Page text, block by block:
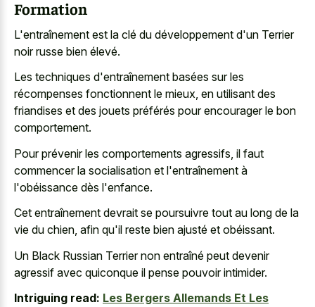
Formation
L'entraînement est la clé du développement d'un Terrier
noir russe bien élevé.
Les techniques d'entraînement basées sur les
récompenses fonctionnent le mieux, en utilisant des
friandises et des jouets préférés pour encourager le bon
comportement.
Pour prévenir les comportements agressifs, il faut
commencer la socialisation et l'entraînement à
l'obéissance dès l'enfance.
Cet entraînement devrait se poursuivre tout au long de la
vie du chien, afin qu'il reste bien ajusté et obéissant.
Un Black Russian Terrier non entraîné peut devenir
agressif avec quiconque il pense pouvoir intimider.
Intriguing read: Les Bergers Allemands Et Les